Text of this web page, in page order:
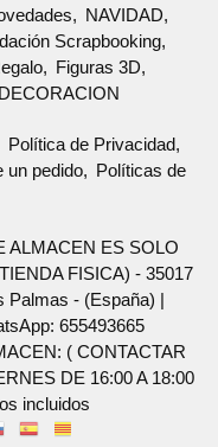
NAVIDAD
Scrapbooking
Figuras 3D
Política de Privacidad
un pedido
Políticas de
ALMACEN ES SOLO
FISICA) - 35017
Palmas - (España) |
655493665
( CONTACTAR
DE 16:00 A 18:00
incluidos